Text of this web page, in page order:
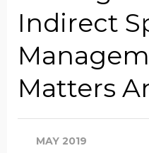
Indirect
Matters
MAY 2019